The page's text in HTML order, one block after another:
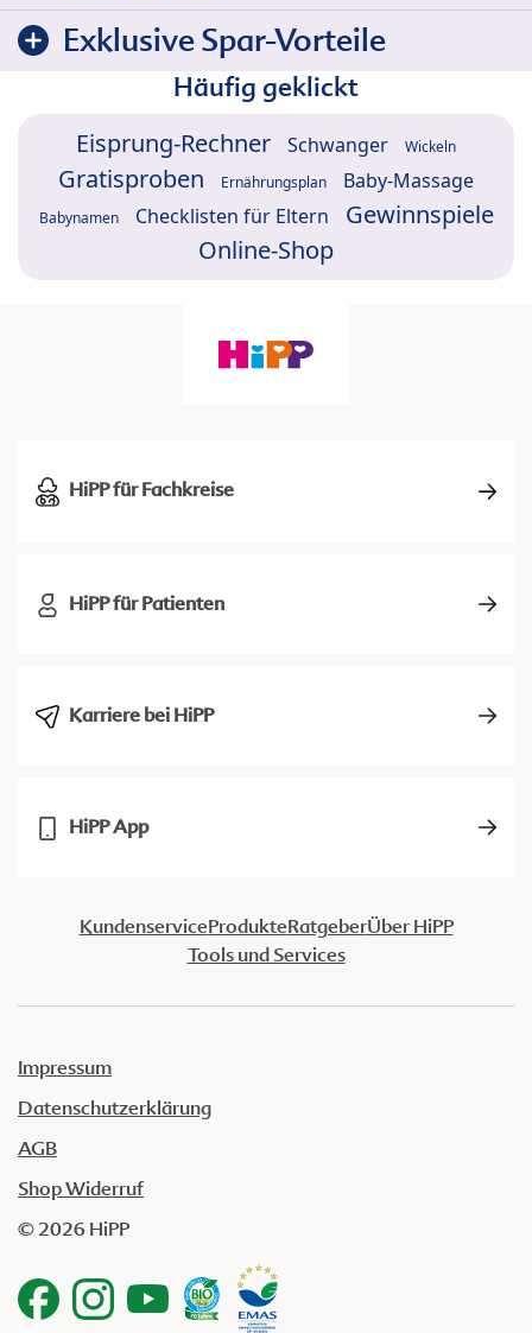
Exklusive Spar-Vorteile
Häufig geklickt
Eisprung-Rechner Schwanger Wickeln
Gratisproben Ernährungsplan Baby-Massage
Babynamen Checklisten für Eltern
Gewinnspiele
Online-Shop
HiPP für Fachkreise
HiPP für Patienten
Karriere bei HiPP
HiPP App
KundenserviceProdukteRatgeberÜber HiPP
Tools und Services
Impressum
Datenschutzerklärung
AGB
Shop Widerruf
© 2026 HiPP